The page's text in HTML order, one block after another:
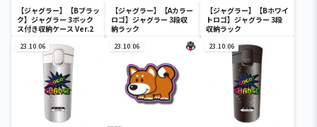
【ジャグラー】【Bブラッ
ク】ジャグラー 3ボック
ス付き収納ケース Ver.2
【ジャグラー】【Aカラー
ロゴ】ジャグラー 3段収
納ラック
【ジャグラー】【Bホワイ
トロゴ】ジャグラー 3段
収納ラック
23.10.06 23.10.06 23.10.06